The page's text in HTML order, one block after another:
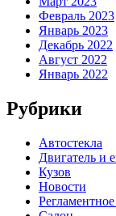
Февраль 2023
Январь 2023
Декабрь 2022
Август 2022
Январь 2022
Рубрики
Автостекла
Двигатель и
Кузов
Новости